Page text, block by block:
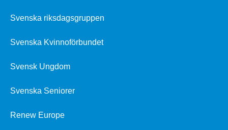
Svenska riksdagsgruppen
Svenska Kvinnoförbundet
Svensk Ungdom
Svenska Seniorer
Renew Europe